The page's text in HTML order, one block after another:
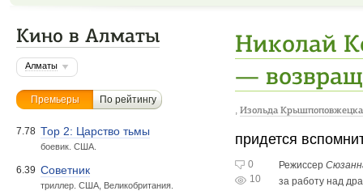
Кино в Алматы
Алматы
Премьеры По рейтингу
7.78 Тор 2: Царство тьмы
боевик. США.
6.39 Советник
триллер. США, Великобритания.
Николай
—
, Изольда
придется
0
10
Режиссер
за работу над